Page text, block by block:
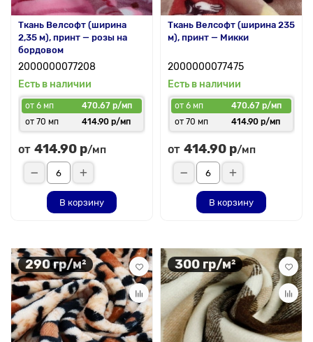
Ткань Велсофт (ширина
2,35 м), принт — розы на
бордовом
2000000077208
Есть в наличии
от 6 мп
470.67 р/мп
от 70 мп
414.90 р/мп
от 414.90 р/мп
В корзину
Ткань Велсофт (ширина 235
м), принт — Микки
2000000077475
Есть в наличии
от 6 мп
470.67 р/мп
от 70 мп
414.90 р/мп
от 414.90 р/мп
В корзину
290 гр/м² 300 гр/м²